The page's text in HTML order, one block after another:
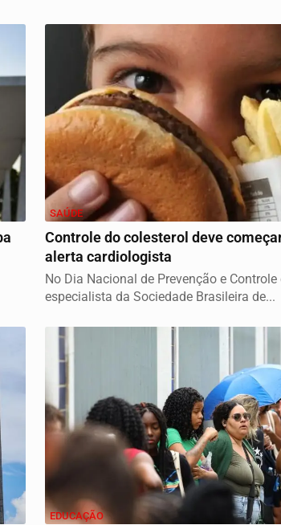
SAÚDE
Controle do colesterol deve
alerta cardiologista
No Dia Nacional de Prevenção e Controle
especialista da Sociedade Brasileira de...
EDUCAÇÃO